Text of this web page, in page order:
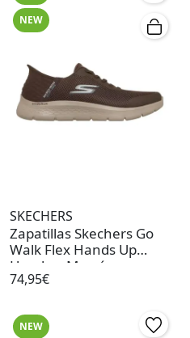
NEW
SKECHERS
Zapatillas Skechers Go
Walk Flex Hands Up
Hombre Marrón
74,95€
NEW